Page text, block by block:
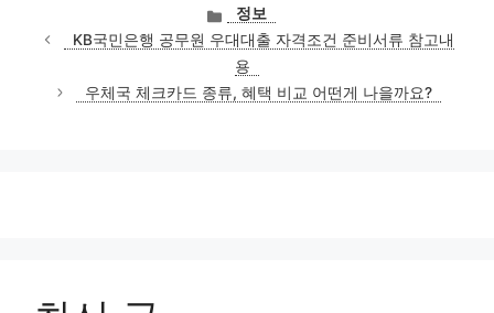
카
테
고
리
정보
KB국민은행 공무원 우대대출 자격조건 준비서류 참고내
용
우체국 체크카드 종류, 혜택 비교 어떤게 나을까요?